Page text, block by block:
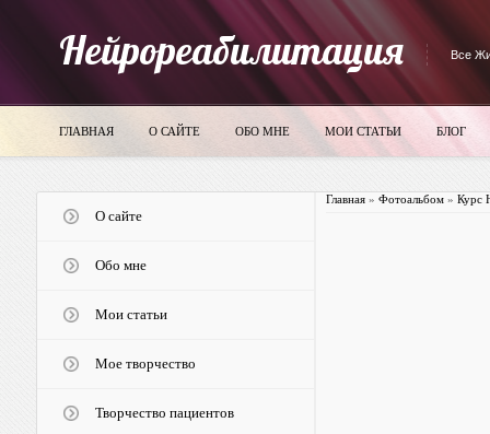
Нейрореабилитация Все
ГЛАВНАЯ О САЙТЕ ОБО МНЕ МОИ СТАТЬИ БЛОГ
О сайте
Обо мне
Мои статьи
Мое творчество
Творчество пациентов
Главная» Фотоальбом» Курс